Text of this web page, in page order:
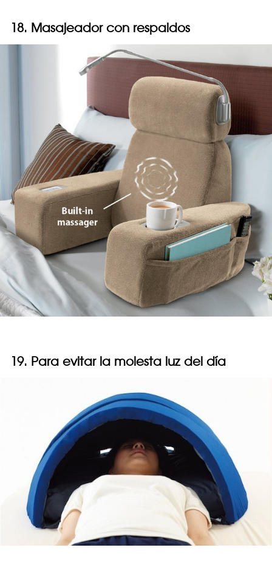
18. Masajeador con respaldos
19. Para evitar la molesta luz del día